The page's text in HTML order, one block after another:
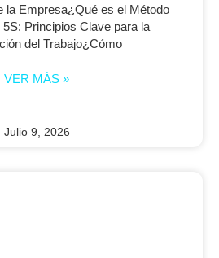
la Empresa¿Qué es el Método
Principios Clave para la
del Trabajo¿Cómo
VER MÁS »
Julio 9, 2026